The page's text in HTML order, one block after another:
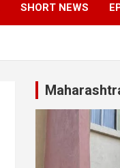
SHORT NEWS